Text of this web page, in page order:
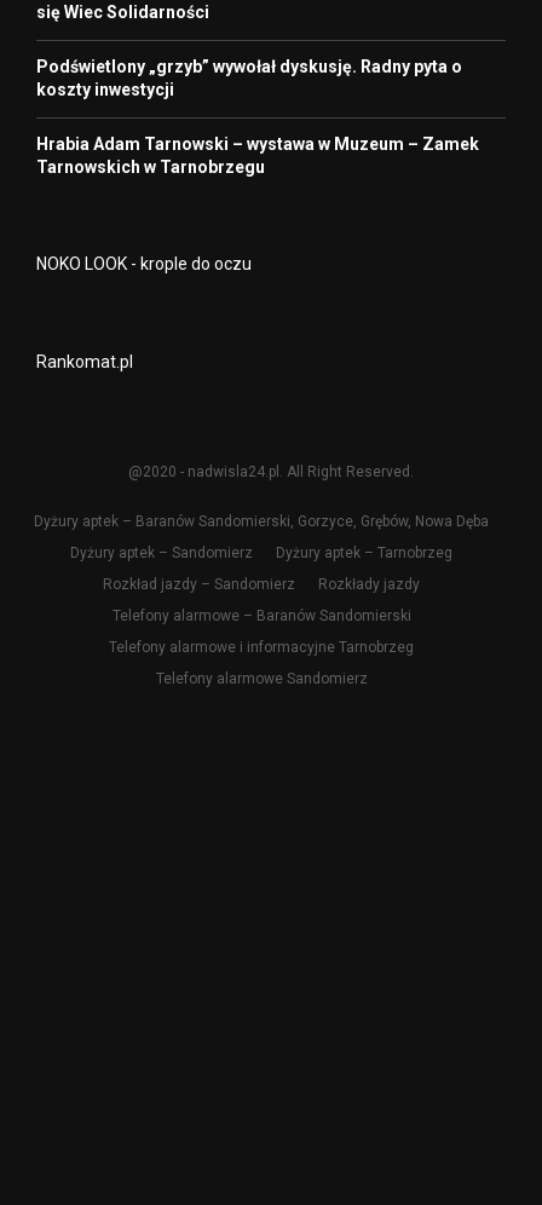
się Wiec Solidarności
Podświetlony „grzyb” wywołał dyskusję. Radny pyta o
koszty inwestycji
Hrabia Adam Tarnowski – wystawa w Muzeum – Zamek
Tarnowskich w Tarnobrzegu
NOKO LOOK - krople do oczu
Rankomat.pl
@2020 - nadwisla24.pl. All Right Reserved.
Dyżury aptek – Baranów Sandomierski, Gorzyce, Grębów, Nowa Dęba
Dyżury aptek – Sandomierz
Dyżury aptek – Tarnobrzeg
Rozkład jazdy – Sandomierz
Rozkłady jazdy
Telefony alarmowe – Baranów Sandomierski
Telefony alarmowe i informacyjne Tarnobrzeg
Telefony alarmowe Sandomierz